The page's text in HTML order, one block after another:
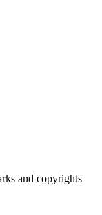
and copyrights